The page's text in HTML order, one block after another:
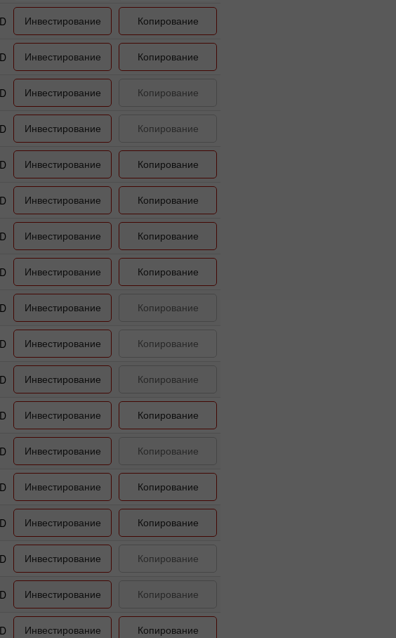
Инвестирование Копирование
Инвестирование Копирование
Инвестирование Копирование
Инвестирование Копирование
Инвестирование Копирование
Инвестирование Копирование
Инвестирование Копирование
Инвестирование Копирование
Инвестирование Копирование
Инвестирование Копирование
Инвестирование Копирование
Инвестирование Копирование
Инвестирование Копирование
Инвестирование Копирование
Инвестирование Копирование
Инвестирование Копирование
Инвестирование Копирование
Инвестирование Копирование